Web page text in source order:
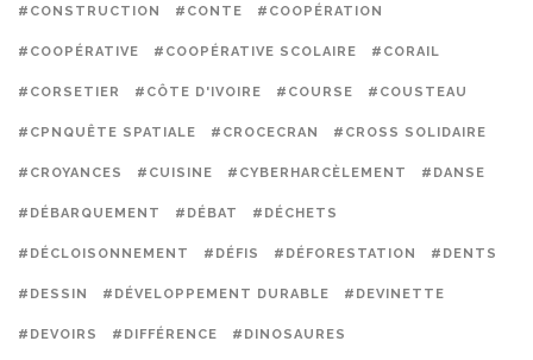
#CONSTRUCTION #CONTE #COOPÉRATION
#COOPÉRATIVE #COOPÉRATIVE SCOLAIRE #CORAIL
#CORSETIER #CÔTE D'IVOIRE #COURSE #COUSTEAU
#CPNQUÊTE SPATIALE #CROCECRAN #CROSS SOLIDAIRE
#CROYANCES #CUISINE #CYBERHARCÈLEMENT #DANSE
#DÉBARQUEMENT #DÉBAT #DÉCHETS
#DÉCLOISONNEMENT #DÉFIS #DÉFORESTATION #DENTS
#DESSIN #DÉVELOPPEMENT DURABLE #DEVINETTE
#DEVOIRS #DIFFÉRENCE #DINOSAURES